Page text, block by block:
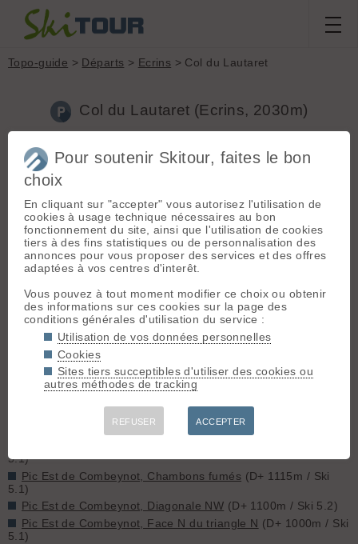
Topo-guide > Départs > Ecrins > Col du Lautaret
Col du Lautaret (Ecrins, 2030m)
Accès :De Grenoble, Bourg d'oisans, la Grave, Col du
Lautaret. Se garer juste avant le col, soit au Parking du téléski,
soit au parking du col. (toujours deneigé)
Limitez votre impact :Privilégiez les départs proches, les
moyens de transport plus responsables et le covoiturage 👍
Topos associés - Col du Lautaret
Brèche de Combeynot : Directissime N(D+ 1012m / Ski 5.2)
Col de Laurichard, depuis le col du Lautaret(D+ 620m / Ski
2.1)
Couloirs NW antécime 2968m Pic Ouest de Combeynot
950m / Ski 4.3)
L’or et le Safran(D+ 770m / Ski 5.2)
Les Clochettes, Brèche Supérieure des Clochettes
Les Clochettes, couloir de "la Madeleine"(D+ 500m / Ski
5.1)
Pic Est de Combeynot, Chambons fumés (D+ 1115m / Ski
5.1)
Pic Est de Combeynot, Diagonale NW (D+ 1100m / Ski 5.2)
Pic Est de Combeynot, Face N du triangle N (D+ 1000m / Ski
5.1)
Pour soutenir Skitour, faites le bon
choix
En cliquant sur "accepter" vous autorisez l'utilisation de
cookies à usage technique nécessaires au bon
fonctionnement du site, ainsi que l'utilisation de cookies
tiers à des fins statistiques ou de personnalisation des
annonces pour vous proposer des services et des offres
adaptées à vos centres d'interêt.
Vous pouvez à tout moment modifier ce choix ou obtenir
des informations sur ces cookies sur la page des
conditions générales d'utilisation du service :
Utilisation de vos données personnelles
Cookies
Sites tiers succeptibles d'utiliser des cookies ou
autres méthodes de tracking
REFUSER ACCEPTER